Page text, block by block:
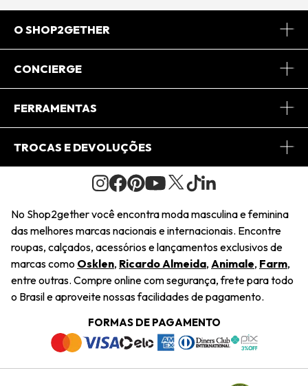
O SHOP2GETHER
Sobre Nós
Journal
Saiu na Mídia
Sustentabilidade
Navegando
Termos e Condições
Trabalhe Conosco
CONCIERGE
Central de Relacionamento
Regulamento e Promoções
FERRAMENTAS
Minha Conta
Pedido de Presente
Wishlist
TROCAS E DEVOLUÇÕES
Condições Gerais
Troca Fácil
Restituição de Pagamento
Dúvidas Frequentes
Termos e Condições
Política de Privacidade
No Shop2gether você encontra moda masculina e feminina
das melhores marcas nacionais e internacionais. Encontre
roupas, calçados, acessórios e lançamentos exclusivos de
marcas como Osklen, Ricardo Almeida, Animale, Farm,
entre outras. Compre online com segurança, frete para todo
o Brasil e aproveite nossas facilidades de pagamento.
FORMAS DE PAGAMENTO